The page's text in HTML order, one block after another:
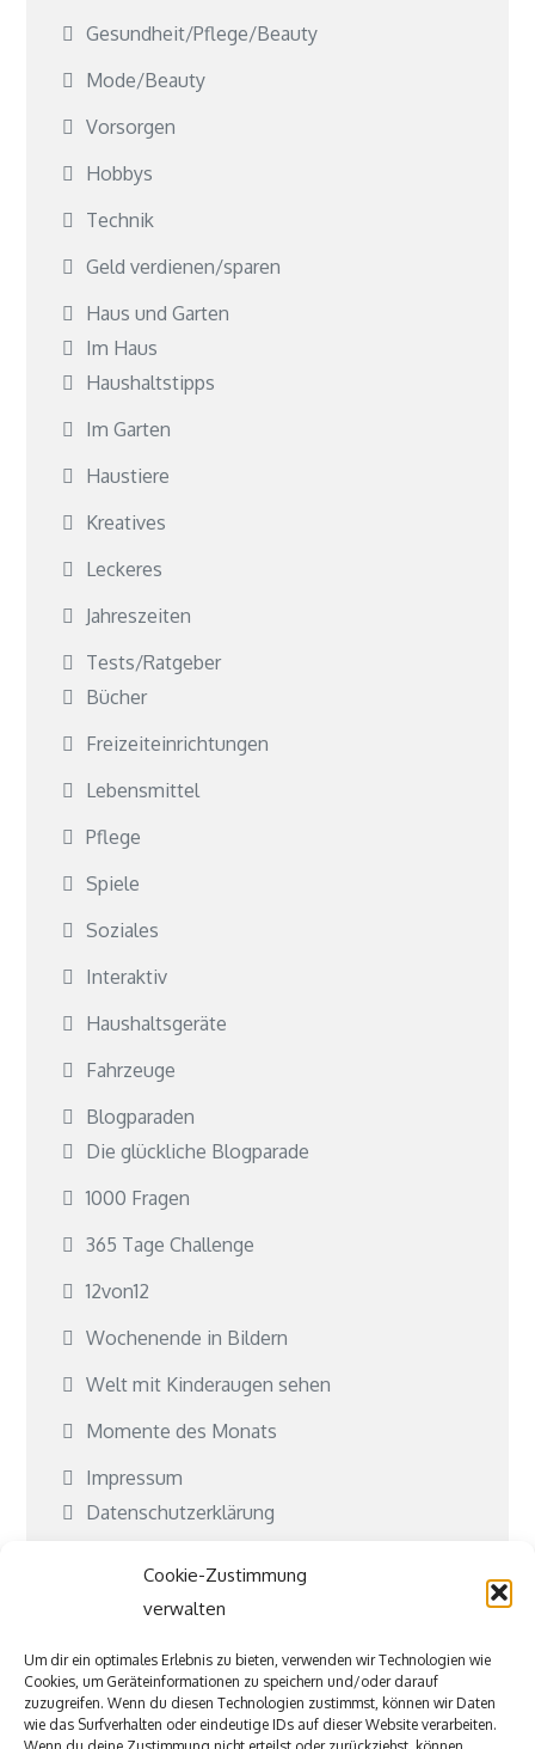
Cookie-Zustimmung
verwalten
Um dir ein optimales Erlebnis zu bieten, verwenden wir Technologien wie
Cookies, um Geräteinformationen zu speichern und/oder darauf
zuzugreifen. Wenn du diesen Technologien zustimmst, können wir Daten
wie das Surfverhalten oder eindeutige IDs auf dieser Website verarbeiten.
Gesundheit/Pflege/Beauty
Mode/Beauty
Vorsorgen
Hobbys
Technik
Geld verdienen/sparen
Haus und Garten
Im Haus
Haushaltstipps
Im Garten
Haustiere
Kreatives
Leckeres
Jahreszeiten
Tests/Ratgeber
Bücher
Freizeiteinrichtungen
Lebensmittel
Pflege
Spiele
Soziales
Interaktiv
Haushaltsgeräte
Fahrzeuge
Blogparaden
Die glückliche Blogparade
1000 Fragen
365 Tage Challenge
12von12
Wochenende in Bildern
Welt mit Kinderaugen sehen
Momente des Monats
Impressum
Datenschutzerklärung
Kontakt
Kooperationen
Was ist Jubeki?